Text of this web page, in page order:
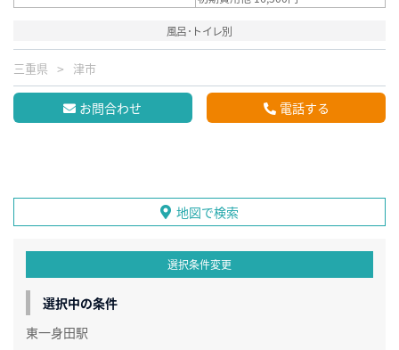
風呂･トイレ別
三重県 津市
お問合わせ 電話する
地図で検索
選択条件変更
選択中の条件
東一身田駅